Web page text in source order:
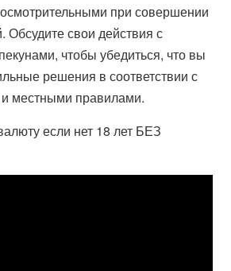
при совершении
Обсудите свои действия с
чтобы убедиться, что вы
решения в соответствии с
местными правилами.
если нет 18 лет БЕЗ